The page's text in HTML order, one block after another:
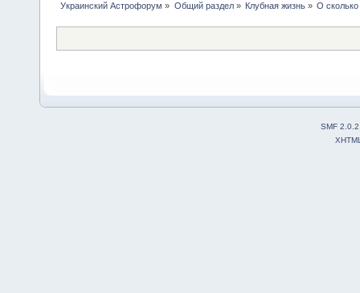
Украинский Астрофорум » Общий раздел» Клубная жизнь» О
SMF 2.0.2